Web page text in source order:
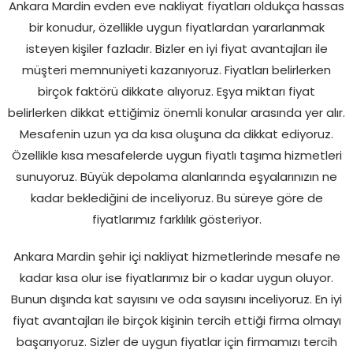
Ankara Mardin evden eve nakliyat fiyatları oldukça hassas
bir konudur, özellikle uygun fiyatlardan yararlanmak
isteyen kişiler fazladır. Bizler en iyi fiyat avantajları ile
müşteri memnuniyeti kazanıyoruz. Fiyatları belirlerken
birçok faktörü dikkate alıyoruz. Eşya miktarı fiyat
belirlerken dikkat ettiğimiz önemli konular arasında yer alır.
Mesafenin uzun ya da kısa oluşuna da dikkat ediyoruz.
Özellikle kısa mesafelerde uygun fiyatlı taşıma hizmetleri
sunuyoruz. Büyük depolama alanlarında eşyalarınızın ne
kadar beklediğini de inceliyoruz. Bu süreye göre de
fiyatlarımız farklılık gösteriyor.
Ankara Mardin şehir içi nakliyat hizmetlerinde mesafe ne
kadar kısa olur ise fiyatlarımız bir o kadar uygun oluyor.
Bunun dışında kat sayısını ve oda sayısını inceliyoruz. En iyi
fiyat avantajları ile birçok kişinin tercih ettiği firma olmayı
başarıyoruz. Sizler de uygun fiyatlar için firmamızı tercih